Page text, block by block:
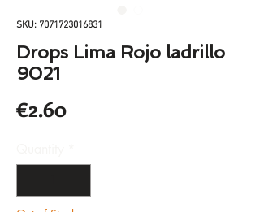
SKU: 7071723016831
Drops Lima Rojo ladrillo
9021
€2.60Price